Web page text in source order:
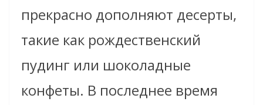
прекрасно дополняют десерты,
такие как рождественский
пудинг или шоколадные
конфеты. В последнее время